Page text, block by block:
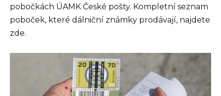
pobočkách ÚAMK České pošty. Kompletní seznam
poboček, které dálniční známky prodávají, najdete
zde.